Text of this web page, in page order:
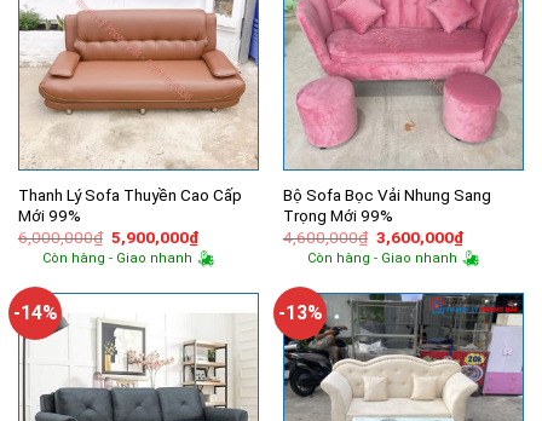
Thanh Lý Sofa Thuyền Cao Cấp
Mới 99%
6,000,000₫ Giá
gốc
là:
5,900,000₫Giá
hiện
tại
5,900,000₫.
Còn hàng - Giao nhanh
Bộ Sofa Bọc Vải Nhung Sang
Trọng Mới 99%
4,600,000₫ Giá
gốc
là:
3,600,000₫Giá
hiện
tại
Còn hàng - Giao nhanh
-14% -13%